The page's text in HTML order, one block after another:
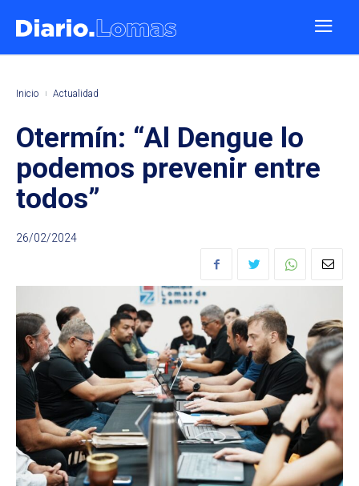
Inicio Actualidad
Otermín: “Al Dengue lo
podemos prevenir entre
todos”
26/02/2024